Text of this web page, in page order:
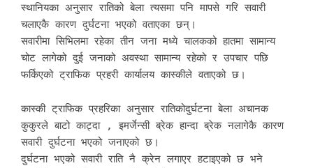
स्थानियका अनुसार रातिको बेला त्यसमा पनि मापसे गरि सवारी
चलाएकै कारण दुर्घटना भएको वताएका छन्।
सवारीमा सिभिलमा रहेका तीन जना मध्ये चालकको हातमा सामान्य
चोट लागेको दुई जनाको अवस्था सामान्य रहेको र उपचार पछि
फर्किएको ट्राफिक प्रहरी कार्यालय कास्कीले वताएको छ।
कास्की ट्राफिक प्रहरिका अनुसार रातिकोदुर्घटना बेला अचानक
कुकुरले बाटो काट्दा , इमर्जेन्सी ब्रेक हान्दा ब्रेक नलागेकै कारण
सवारी दुर्घटना भएको जनाएको छ।
दुर्घटना भएको सवारी राति नै क्रेन लगाएर हटाइएको छ भने